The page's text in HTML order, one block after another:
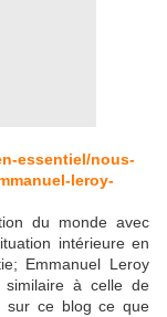
essentiel/nous-
leroy-
du monde avec
intérieure en
Emmanuel Leroy
à celle de
sur ce blog ce que